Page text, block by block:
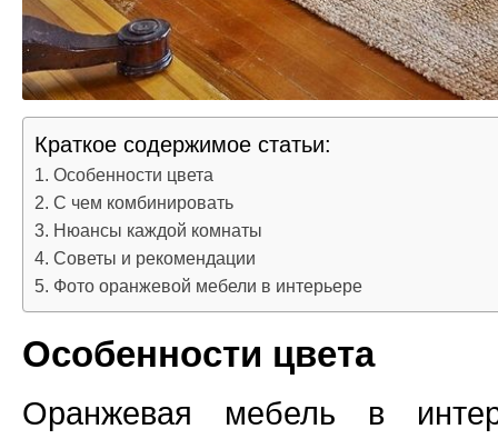
Краткое содержимое статьи:
Особенности цвета
С чем комбинировать
Нюансы каждой комнаты
Советы и рекомендации
Фото оранжевой мебели в интерьере
Особенности цвета
Оранжевая мебель в